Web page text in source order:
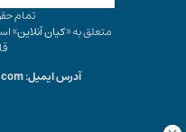
تمام حقوق
متعلق به «کیان آنلاین»
آدرس ایمیل: kiyanonline.ir@gmail.com